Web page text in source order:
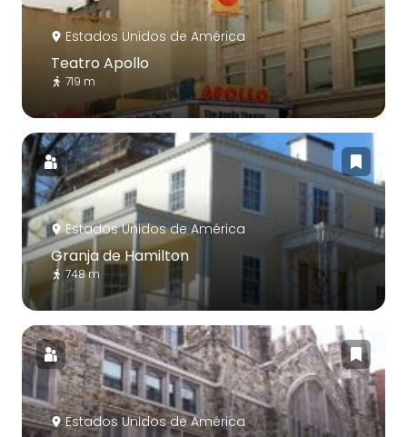
Estados Unidos de América
Teatro Apollo
719 m
Estados Unidos de América
Granja de Hamilton
748 m
Estados Unidos de América